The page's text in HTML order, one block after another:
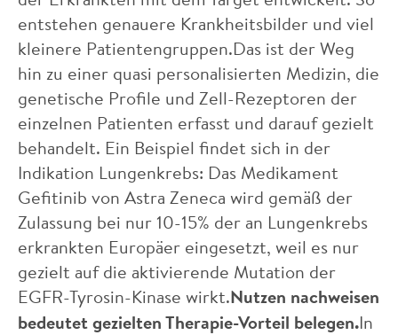
entstehen genauere Krankheitsbilder und viel
kleinere Patientengruppen.Das ist der Weg
hin zu einer quasi personalisierten Medizin, die
genetische Profile und Zell-Rezeptoren der
einzelnen Patienten erfasst und darauf gezielt
behandelt. Ein Beispiel findet sich in der
Indikation Lungenkrebs: Das Medikament
Gefitinib von Astra Zeneca wird gemäß der
Zulassung bei nur 10-15% der an Lungenkrebs
erkrankten Europäer eingesetzt, weil es nur
gezielt auf die aktivierende Mutation der
EGFR-Tyrosin-Kinase wirkt.Nutzen nachweisen
bedeutet gezielten Therapie-Vorteil belegen.In